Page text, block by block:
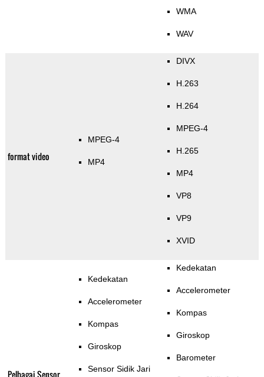
WMA
WAV
format video
MPEG-4
MP4
DIVX
H.263
H.264
MPEG-4
H.265
MP4
VP8
VP9
XVID
Pelbagai Sensor
Kedekatan
Accelerometer
Kompas
Giroskop
Sensor Sidik Jari
Kedekatan
Accelerometer
Kompas
Giroskop
Barometer